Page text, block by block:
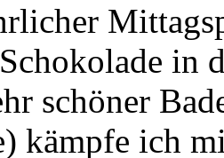
in
schöner
kämpfe ich